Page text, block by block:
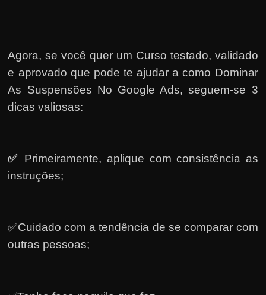
Agora, se você quer um Curso testado, validado
e aprovado que pode te ajudar a como Dominar
As Suspensões No Google Ads, seguem-se 3
dicas valiosas:
✅ Primeiramente, aplique com consistência as
instruções;
✅Cuidado com a tendência de se comparar com
outras pessoas;